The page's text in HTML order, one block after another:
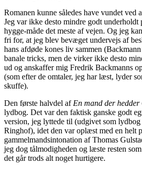
Romanen kunne således have vundet ved
Jeg var ikke desto mindre godt underholdt
hygge-måde det meste af vejen. Og jeg
fri for, at jeg blev bevæget undervejs af
hans afdøde kones liv sammen
banale tricks, men de virker ikke desto
ud og anskaffer mig Fredrik Backmanns
(som efter de omtaler, jeg har læst, lyder
skuffe).
Den første halvdel af En mand der hedder
lydbog. Det var den faktisk ganske godt
version, jeg lyttede til (udgivet som
Ringhof), idet den var oplæst med en helt
gammelmandsintonation af Thomas
jeg dog tålmodigheden og læste resten
det går trods alt noget hurtigere.